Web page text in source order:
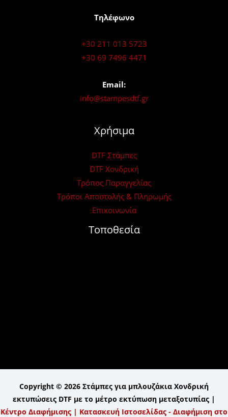
Τηλέφωνο
+30 211 013 5723
+30 69 7496 4471
Email:
info@stampesdtf.gr
Χρήσιμα
DTF Στάμπες
DTF Χονδρική
Τρόπος Παραγγελίας
Τρόποι Αποστολής & Πληρωμής
Επικοινωνία
Τοποθεσία
Copyright © 2026 Στάμπες για μπλουζάκια Χονδρική
εκτυπώσεις DTF με το μέτρο εκτύπωση μεταξοτυπίας |
Κέντρο Διαφήμισης | Κατασκευή Ιστοσελίδας - Διαφήμιση στο